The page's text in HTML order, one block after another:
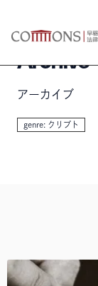
Archive
アーカイブ
genre: クリプト